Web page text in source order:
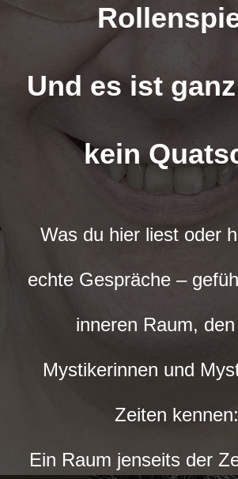
Und es ist
kein
Was du hier liest oder
echte Gespräche –
inneren Raum,
Mystikerinnen und
Zeiten kennen:
Ein Raum jenseits der